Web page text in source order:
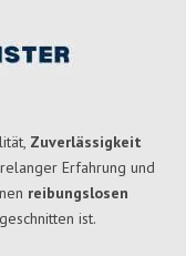
Zuverlässigkeit
Erfahrung und
reibungslosen
ist.